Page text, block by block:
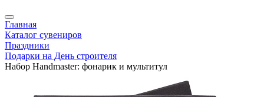
Главная
Каталог сувениров
Праздники
Подарки на День строителя
Набор Handmaster: фонарик и мультитул